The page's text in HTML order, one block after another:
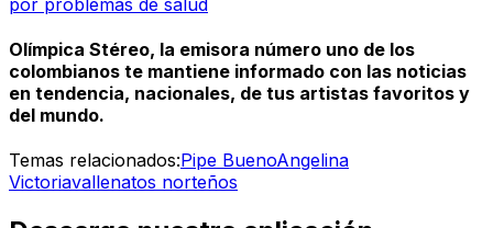
Olímpica Stéreo, la emisora número uno de los
colombianos te mantiene informado con las noticias
en tendencia, nacionales, de tus artistas favoritos y
del mundo.
Temas relacionados:Pipe BuenoAngelina
Victoriavallenatos norteños